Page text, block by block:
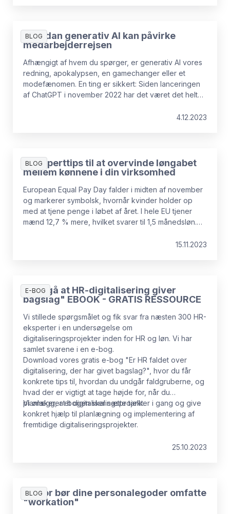
BLOG
Hvordan generativ AI kan påvirke
medarbejderrejsen
Afhængigt af hvem du spørger, er generativ AI vores
redning, apokalypsen, en gamechanger eller et
modefænomen. En ting er sikkert: Siden lanceringen
af ChatGPT i november 2022 har det været det helt
fem nye use cases, der viser, hvad generativ AI kan -
4.12.2023
BLOG
4 eksperttips til at overvinde løngabet
mellem kønnene i din virksomhed
European Equal Pay Day falder i midten af november
og markerer symbolsk, hvornår kvinder holder op
med at tjene penge i løbet af året. I hele EU tjener
mænd 12,7 % mere, hvilket svarer til 1,5 månedsløn.
direktiv om løngennemsigtighed er denne viden nu et
kløften? Vi bad vores CPO, Bruce Fecheyr-Lippens,
om at dele sine råd.
15.11.2023
E-BOG
"Undgå at HR-digitalisering giver
bagslag" EBOOK - GRATIS RESSOURCE
Vi stillede spørgsmålet og fik svar fra næsten 300 HR-
eksperter i en undersøgelse om
digitaliseringsprojekter inden for HR og løn. Vi har
samlet svarene i en e-bog.
Download vores gratis e-bog "Er HR faldet over
digitalisering, der har givet bagslag?", hvor du får
konkrete tips til, hvordan du undgår faldgruberne, og
hvad der er vigtigt at tage højde for, når du
planlægger et digitaliseringsprojekt.
Vi ønsker, at bogen skal sætte tanker i gang og give
konkret hjælp til planlægning og implementering af
fremtidige digitaliseringsprojekter.
25.10.2023
BLOG
Derfor bør dine personalegoder omfatte
"workation"